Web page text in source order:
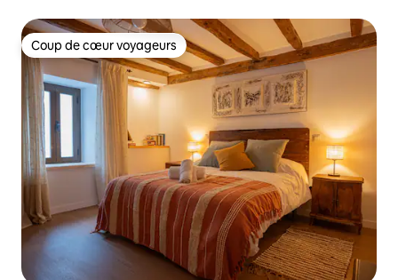
Coup de cœur voyageurs
Coup de cœur voyageurs